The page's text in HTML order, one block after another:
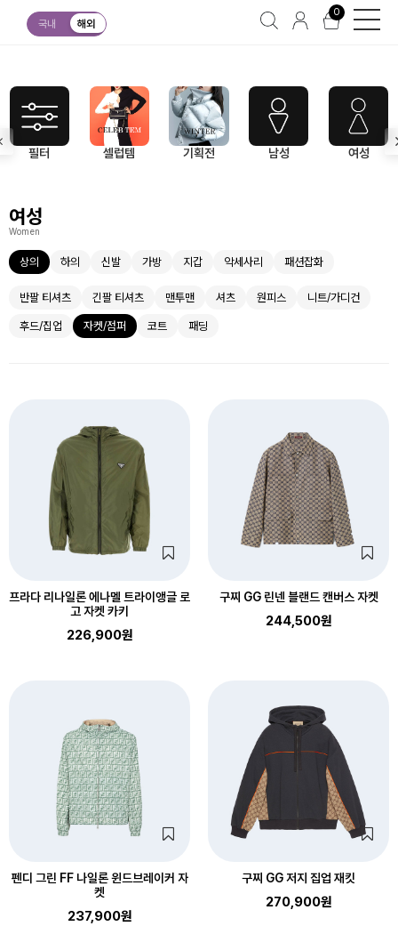
국내 해외
0
자켓/점퍼
필터 셀럽템 기획전 남성 여성
여성
Women
상의 하의 신발 가방 지갑 악세사리 패션잡화
반팔 티셔츠 긴팔 티셔츠 맨투맨 셔츠 원피스 니트/가디건
후드/집업 자켓/점퍼 코트 패딩
프라다 리나일론 에나멜 트라이앵글 로
고 자켓 카키
226,900원
구찌 GG 린넨 블랜드 캔버스 자켓
244,500원
펜디 그린 FF 나일론 윈드브레이커 자
켓
237,900원
구찌 GG 저지 집업 재킷
270,900원